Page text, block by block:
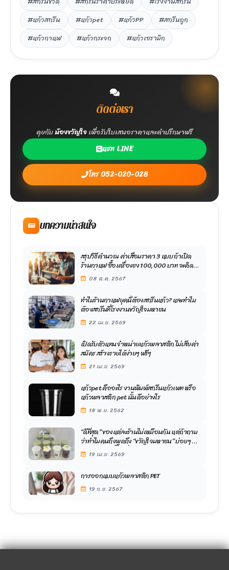
#แก้วสกรีน
#แก้วpet #แก้วPP
#สกรีนถูก
#แก้วกาแฟ
#แก้วกระจก #แก้วเซรามิก
ติดต่อเรา
คุยกับน้องขวัญใจเพื่อรับใบเสนอราคาและคำปรึกษาฟรี
แชท LINE
โทร 052-020-028
บทความน่าสนใจ
สรุปวิธีคำนวณ ค่าเสื่อมราคา 3 แบบ ถ้าเปิด
ร้านกาแฟ ซื้อเครื่องชง 100,000 บาท จะคิด
ค่าเสื่อมอย่างไร ?
08 ต.ค. 2567
ทำไมร้านกาแฟยุคนี้ต้องสกรีนแก้ว? และทำไม
ต้องสกรีนที่โรงงานขวัญใจมหาชน
22 เม.ย. 2569
เปิดรับตัวแทนจำหน่ายแก้วพลาสติก ไม่เสียค่า
สมัคร สร้างรายได้ง่ายๆ ฟรีๆ
21 เม.ย. 2569
แก้วpet คืออะไร งานพิมพ์สกรีนแก้วเพท หรือ
แก้วพลาสติก pet นั้นดีอย่างไร
18 พ.ย. 2562
“ดีที่สุด” ของแต่ละร้านไม่เหมือนกัน แต่ถ้าถาม
ว่าทำไมคนถึงพูดถึง “ขวัญใจมหาชน” บ่อยๆ มี
เหตุผลแบบนี้ จุดที่ทำให้ “ขวัญใจมหาชน” โดด
เด่น19 เม.ย. 2569
การออกแบบแก้วพลาสติก PET
19 ก.ย. 2567